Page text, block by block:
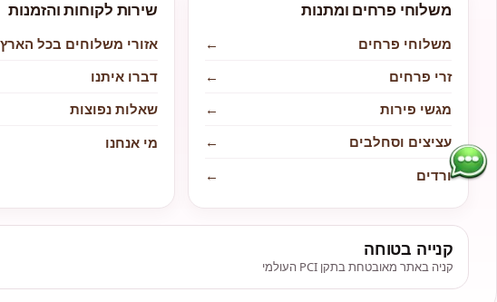
משלוחי פרחים ומתנות
משלוחי פרחים
←
זרי פרחים
←
מגשי פירות
←
עציצים וסחלבים
←
ורדים
←
שירות לקוחות והזמנות
אזורי משלוחים בכל הארץ
דברו איתנו
שאלות נפוצות
מי אנחנו
קנייה בטוחה
קניה באתר מאובטחת בתקן PCI העולמי